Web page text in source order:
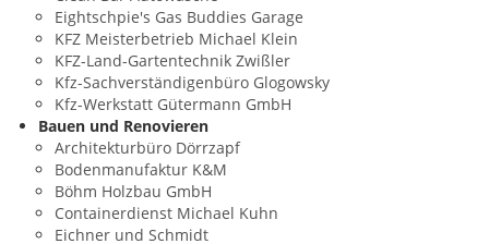
Eightschpie's Gas Buddies Garage
KFZ Meisterbetrieb Michael Klein
KFZ-Land-Gartentechnik Zwißler
Kfz-Sachverständigenbüro Glogowsky
Kfz-Werkstatt Gütermann GmbH
Bauen und Renovieren
Architekturbüro Dörrzapf
Bodenmanufaktur K&M
Böhm Holzbau GmbH
Containerdienst Michael Kuhn
Eichner und Schmidt